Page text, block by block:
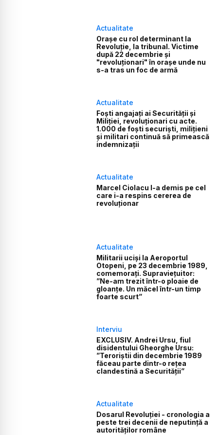
Actualitate
Orașe cu rol determinant la
Revoluție, la tribunal. Victime
după 22 decembrie și
"revoluționari" în orașe unde nu
s-a tras un foc de armă
Actualitate
Foști angajați ai Securității și
Miliției, revoluționari cu acte.
1.000 de foști securiști, milițieni
și militari continuă să primească
indemnizații
Actualitate
Marcel Ciolacu l-a demis pe cel
care i-a respins cererea de
revoluționar
Actualitate
Militarii uciși la Aeroportul
Otopeni, pe 23 decembrie 1989,
comemorați. Supraviețuitor:
”Ne-am trezit într-o ploaie de
gloanțe. Un măcel într-un timp
foarte scurt”
Interviu
EXCLUSIV. Andrei Ursu, fiul
disidentului Gheorghe Ursu:
”Teroriștii din decembrie 1989
făceau parte dintr-o rețea
clandestină a Securității”
Actualitate
Dosarul Revoluției - cronologia a
peste trei decenii de neputință a
autorităților române